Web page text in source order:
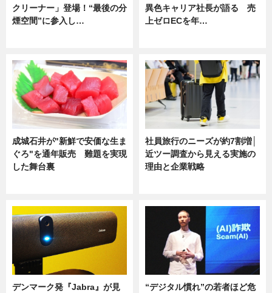
クリーナー」登場！“最後の分
煙空間”に参入し…
異色キャリア社長が語る 売
上ゼロECを年…
成城石井が"新鮮で安価な生ま
ぐろ"を通年販売 難題を実現
した舞台裏
社員旅行のニーズが約7割増│
近ツー調査から見える実施の
理由と企業戦略
デンマーク発『Jabra』が見
“デジタル慣れ”の若者ほど危